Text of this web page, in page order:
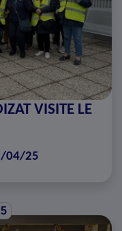
VISITE LE
04/25